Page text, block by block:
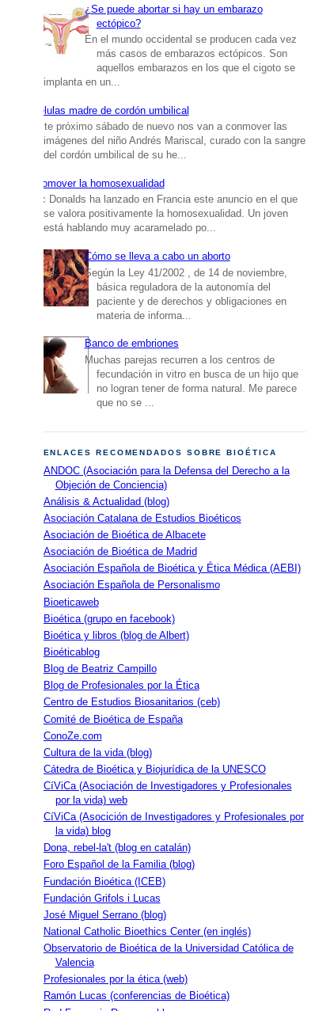
¿Se puede abortar si hay un embarazo
ectópico?
En el mundo occidental se producen cada vez
más casos de embarazos ectópicos. Son
aquellos embarazos en los que el cigoto se
implanta en un...
Células madre de cordón umbilical
Este próximo sábado de nuevo nos van a conmover las
imágenes del niño Andrés Mariscal, curado con la sangre
del cordón umbilical de su he...
Promover la homosexualidad
Mc Donalds ha lanzado en Francia este anuncio en el que
se valora positivamente la homosexualidad. Un joven
está hablando muy acaramelado po...
Cómo se lleva a cabo un aborto
Según la Ley 41/2002 , de 14 de noviembre,
básica reguladora de la autonomía del
paciente y de derechos y obligaciones en
materia de informa...
Banco de embriones
Muchas parejas recurren a los centros de
fecundación in vitro en busca de un hijo que
no logran tener de forma natural. Me parece
que no se ...
ENLACES RECOMENDADOS SOBRE BIOÉTICA
ANDOC (Asociación para la Defensa del Derecho a la
Objeción de Conciencia)
Análisis & Actualidad (blog)
Asociación Catalana de Estudios Bioéticos
Asociación de Bioética de Albacete
Asociación de Bioética de Madrid
Asociación Española de Bioética y Ética Médica (AEBI)
Asociación Española de Personalismo
Bioeticaweb
Bioética (grupo en facebook)
Bioética y libros (blog de Albert)
Bioéticablog
Blog de Beatriz Campillo
Blog de Profesionales por la Ética
Centro de Estudios Biosanitarios (ceb)
Comité de Bioética de España
ConoZe.com
Cultura de la vida (blog)
Cátedra de Bioética y Biojurídica de la UNESCO
CíViCa (Asociación de Investigadores y Profesionales
por la vida) web
CíViCa (Asocición de Investigadores y Profesionales por
la vida) blog
Dona, rebel-la't (blog en catalán)
Foro Español de la Familia (blog)
Fundación Bioética (ICEB)
Fundación Grifols i Lucas
José Miguel Serrano (blog)
National Catholic Bioethics Center (en inglés)
Observatorio de Bioética de la Universidad Católica de
Valencia
Profesionales por la ética (web)
Ramón Lucas (conferencias de Bioética)